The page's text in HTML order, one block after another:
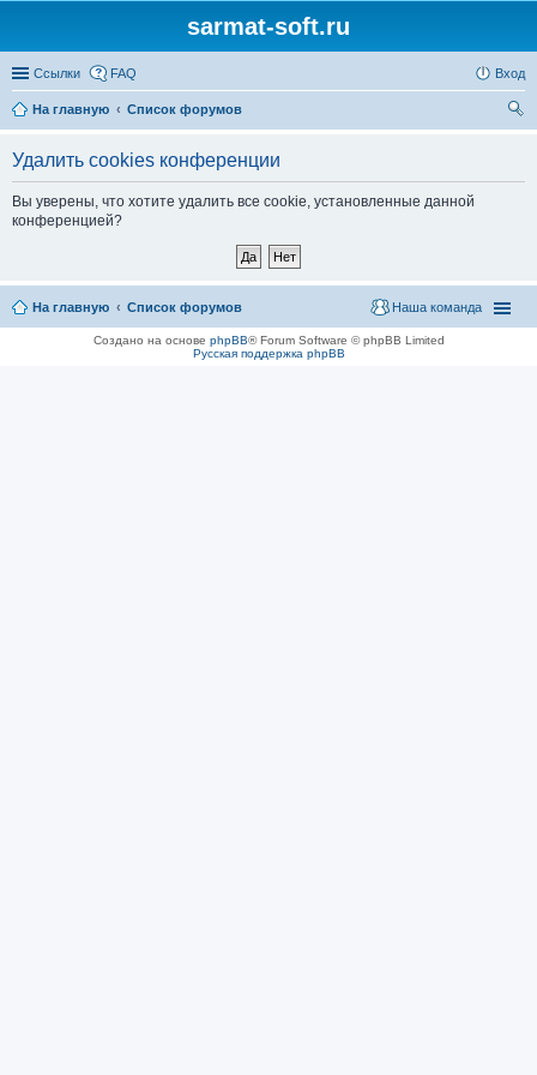
sarmat-soft.ru
Ссылки FAQ Вход
На главную
Список форумов
Удалить cookies конференции
Вы уверены, что хотите удалить все cookie, установленные данной
конференцией?
На главную Список форумов Наша команда
Создано на основе phpBB® Forum Software © phpBB Limited
Русская поддержка phpBB